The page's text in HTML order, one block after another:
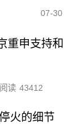
07-30
重申支持和
阅读 43412
火的细节